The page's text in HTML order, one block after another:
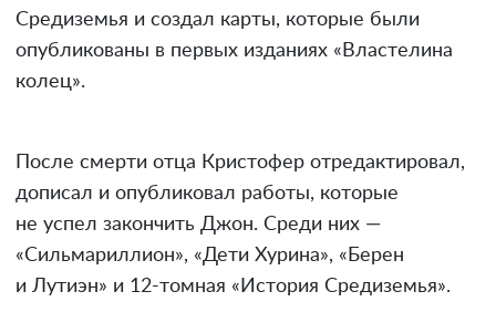
Средиземья и создал карты, которые были
опубликованы в первых изданиях «Властелина
колец».
После смерти отца Кристофер отредактировал,
дописал и опубликовал работы, которые
не успел закончить Джон. Среди них —
«Сильмариллион», «Дети Хурина», «Берен
и Лутиэн» и 12-томная «История Средиземья».